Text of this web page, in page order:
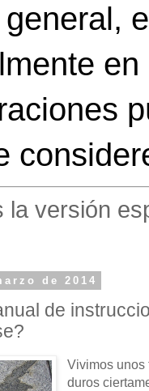
la versión
de 2014
de
Vivimos unos
duros